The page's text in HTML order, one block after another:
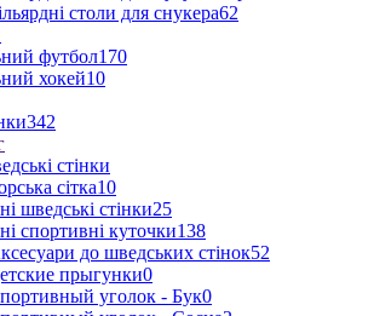
столи для снукера62
футбол170
хокей10
342
стінки
сітка10
шведські стінки25
спортивні куточки138
до шведських стінок52
прыгунки0
уголок - Бук0